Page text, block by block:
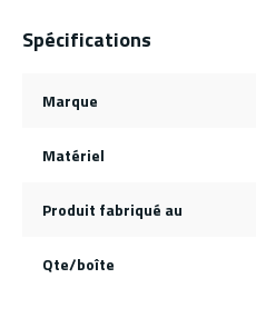
Spécifications
Marque
Matériel
Produit fabriqué au
Qte/boîte